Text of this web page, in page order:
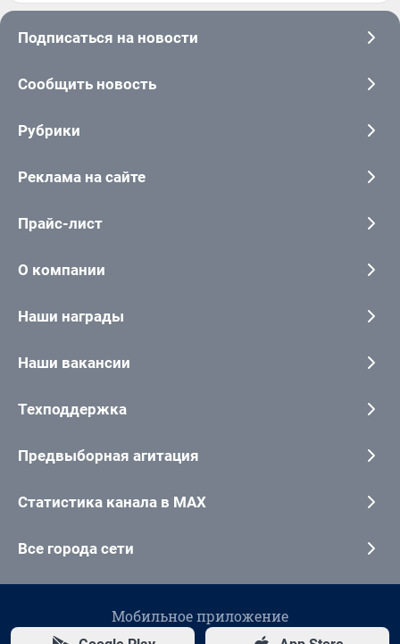
Подписаться на новости
Сообщить новость
Рубрики
Реклама на сайте
Прайс-лист
О компании
Наши награды
Наши вакансии
Техподдержка
Предвыборная агитация
Статистика канала в MAX
Все города сети
Мобильное приложение